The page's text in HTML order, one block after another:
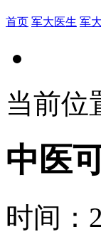
首页 军大医生 军
当前位
中医
时间：